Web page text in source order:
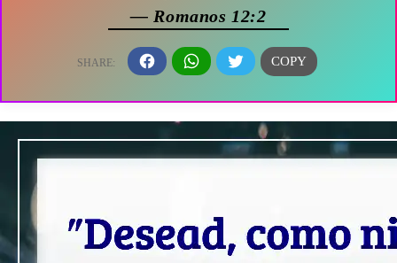
— Romanos 12:2